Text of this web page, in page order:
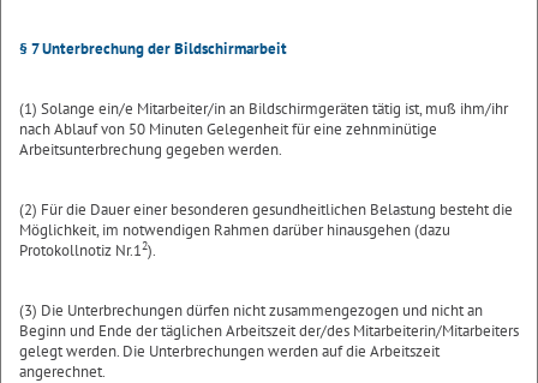
§ 7 Unterbrechung der Bildschirmarbeit
(1) Solange ein/e Mitarbeiter/in an Bildschirmgeräten tätig ist, muß ihm/ihr
nach Ablauf von 50 Minuten Gelegenheit für eine zehnminütige
Arbeitsunterbrechung gegeben werden.
(2) Für die Dauer einer besonderen gesundheitlichen Belastung besteht die
Möglichkeit, im notwendigen Rahmen darüber hinausgehen (dazu
Protokollnotiz Nr.12).
(3) Die Unterbrechungen dürfen nicht zusammengezogen und nicht an
Beginn und Ende der täglichen Arbeitszeit der/des Mitarbeiterin/Mitarbeiters
gelegt werden. Die Unterbrechungen werden auf die Arbeitszeit
angerechnet.